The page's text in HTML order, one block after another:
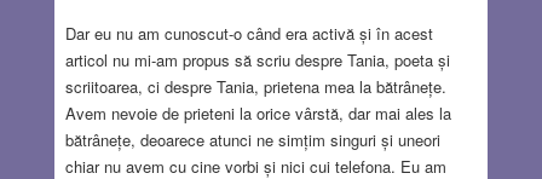
Dar eu nu am cunoscut-o când era activă și în acest
articol nu mi-am propus să scriu despre Tania, poeta și
scriitoarea, ci despre Tania, prietena mea la bătrânețe.
Avem nevoie de prieteni la orice vârstă, dar mai ales la
bătrânețe, deoarece atunci ne simțim singuri și uneori
chiar nu avem cu cine vorbi și nici cui telefona. Eu am